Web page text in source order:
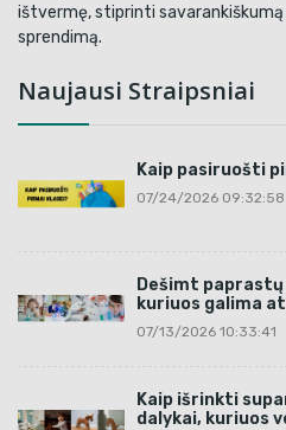
Naujausi Straipsniai
Kaip pasiruošti
07/24/2026 09:32:58
Dešimt
kuriuos galima
07/13/2026 10:33:41
Kaip išrinkti
dalykai, kuriuos
ištvermę, stiprinti
sprendimą.